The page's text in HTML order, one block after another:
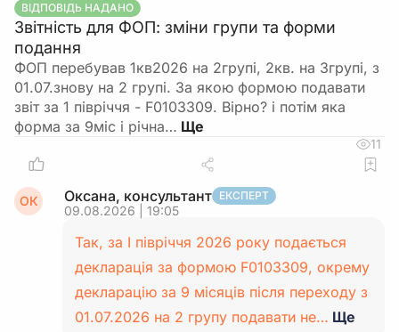
ВІДПОВІДЬ НАДАНО
Звітність для ФОП: зміни групи та форми
подання
ФОП перебував 1кв2026 на 2групі, 2кв. на 3групі, з
01.07.знову на 2 групі. За якою формою подавати
звіт за 1 півріччя - F0103309. Вірно? і потім яка
форма за 9міс і річна…
11
ОК Оксана, консультант ЕКСПЕРТ
09.08.2026 | 19:05
Так, за І півріччя 2026 року подається
декларація за формою F0103309, окрему
декларацію за 9 місяців після переходу з
01.07.2026 на 2 групу подавати не… Ще